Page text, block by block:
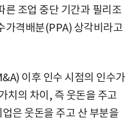
른 조업 중단 기간과 필리조
가격배분(PPA) 상각비라고
이후 인수 시점의 인수가
치의 차이, 즉 웃돈을 주고
은 웃돈을 주고 산 부분을